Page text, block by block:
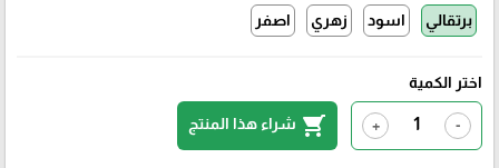
برتقالي
اسود زهري اصفر
اختر الكمية
-
+
shopping_cart شراء هذا المنتج